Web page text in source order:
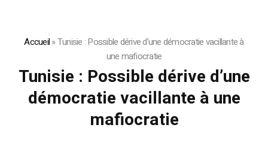
Accueil»Tunisie : Possible dérive d’une démocratie vacillante à
une mafiocratie
Tunisie : Possible dérive d’une
démocratie vacillante à une
mafiocratie